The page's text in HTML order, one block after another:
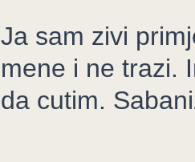
Ja sam zivi
mene i ne trazi.
da cutim.